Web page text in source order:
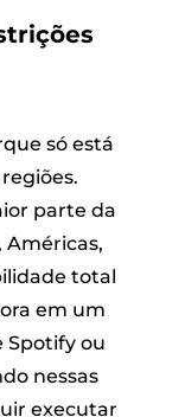
só está
parte da
Américas,
total
em um
Spotify ou
nessas
executar